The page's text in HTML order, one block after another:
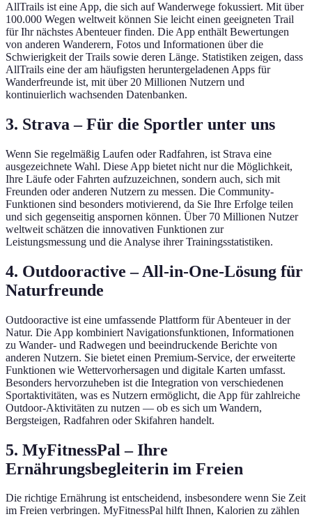
AllTrails ist eine App, die sich auf Wanderwege fokussiert. Mit über
100.000 Wegen weltweit können Sie leicht einen geeigneten Trail
für Ihr nächstes Abenteuer finden. Die App enthält Bewertungen
von anderen Wanderern, Fotos und Informationen über die
Schwierigkeit der Trails sowie deren Länge. Statistiken zeigen, dass
AllTrails eine der am häufigsten heruntergeladenen Apps für
Wanderfreunde ist, mit über 20 Millionen Nutzern und
kontinuierlich wachsenden Datenbanken.
3. Strava – Für die Sportler unter uns
Wenn Sie regelmäßig Laufen oder Radfahren, ist Strava eine
ausgezeichnete Wahl. Diese App bietet nicht nur die Möglichkeit,
Ihre Läufe oder Fahrten aufzuzeichnen, sondern auch, sich mit
Freunden oder anderen Nutzern zu messen. Die Community-
Funktionen sind besonders motivierend, da Sie Ihre Erfolge teilen
und sich gegenseitig anspornen können. Über 70 Millionen Nutzer
weltweit schätzen die innovativen Funktionen zur
Leistungsmessung und die Analyse ihrer Trainingsstatistiken.
4. Outdooractive – All-in-One-Lösung für
Naturfreunde
Outdooractive ist eine umfassende Plattform für Abenteuer in der
Natur. Die App kombiniert Navigationsfunktionen, Informationen
zu Wander- und Radwegen und beeindruckende Berichte von
anderen Nutzern. Sie bietet einen Premium-Service, der erweiterte
Funktionen wie Wettervorhersagen und digitale Karten umfasst.
Besonders hervorzuheben ist die Integration von verschiedenen
Sportaktivitäten, was es Nutzern ermöglicht, die App für zahlreiche
Outdoor-Aktivitäten zu nutzen — ob es sich um Wandern,
Bergsteigen, Radfahren oder Skifahren handelt.
5. MyFitnessPal – Ihre
Ernährungsbegleiterin im Freien
Die richtige Ernährung ist entscheidend, insbesondere wenn Sie Zeit
im Freien verbringen. MyFitnessPal hilft Ihnen, Kalorien zu zählen